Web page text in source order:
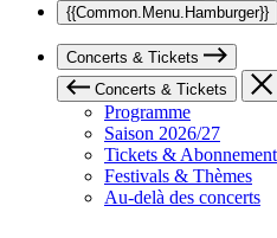
{{Common.Menu.Hamburger}}
Concerts & Tickets
Concerts & Tickets
Programme
Saison 2026/27
Tickets &
Festivals & Thèmes
Au-delà des concerts